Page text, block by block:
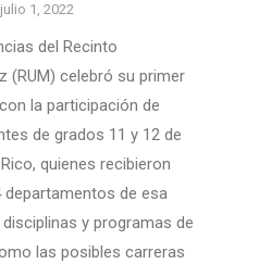
julio 1, 2022
del Recinto
(RUM) celebró su primer
la participación de
de grados 11 y 12 de
quienes recibieron
de esa
y programas de
las posibles carreras